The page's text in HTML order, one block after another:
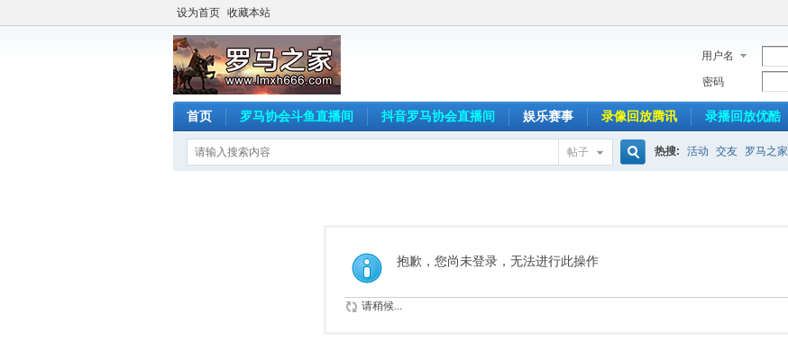
设为首页 收藏本站
用户名
密码
首页 罗马协会斗鱼直播间 抖音罗马协会直播间 娱乐赛事 录像回放腾讯 录播回放优酷
帖子 热搜: 活动 交友 罗马之家
抱歉，您尚未登录，无法进行此操作
请稍候...